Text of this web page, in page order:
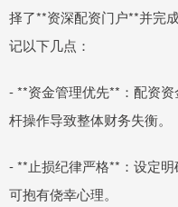
择了**资深配资门户**并完
记以下几点：
- **资金管理优先**：配资
杆操作导致整体财务失衡。
- **止损纪律严格**：设定
可抱有侥幸心理。